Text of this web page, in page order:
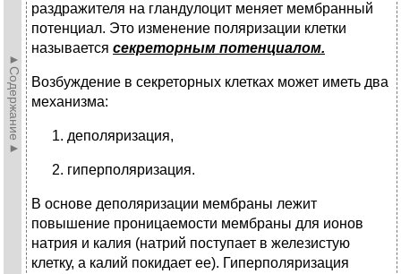
►Содержание►
раздражителя на гландулоцит меняет мембранный
потенциал. Это изменение поляризации клетки
называется секреторным потенциалом.
Возбуждение в секреторных клетках может иметь два
механизма:
деполяризация,
гиперполяризация.
В основе деполяризации мембраны лежит
повышение проницаемости мембраны для ионов
натрия и калия (натрий поступает в железистую
клетку, а калий покидает ее). Гиперполяризация